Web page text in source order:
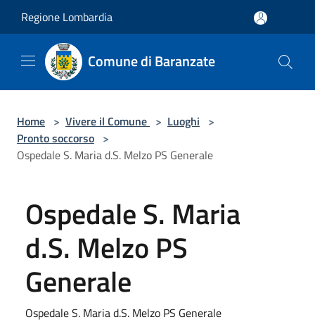
Regione Lombardia
Comune di Baranzate
Home > Vivere il Comune > Luoghi >
Pronto soccorso >
Ospedale S. Maria d.S. Melzo PS Generale
Ospedale S. Maria
d.S. Melzo PS
Generale
Ospedale S. Maria d.S. Melzo PS Generale